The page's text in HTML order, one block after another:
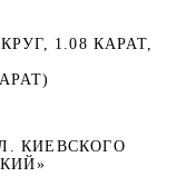
1.08 КАРАТ,
КИЕВСКОГО